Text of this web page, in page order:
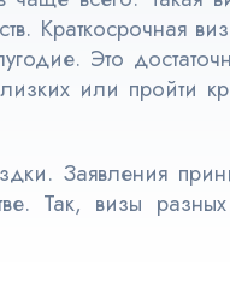
Краткосрочная
Это
или пройти
Заявления
Так, визы